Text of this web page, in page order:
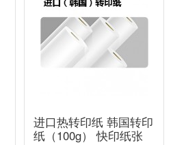
进口热转印纸 韩国转印
纸（100g） 快印纸张